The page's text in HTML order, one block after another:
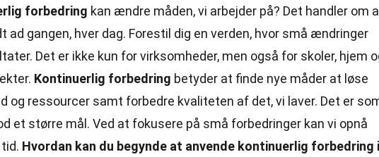
forbedring kan ændre måden, vi arbejder på? Det handler om
ad gangen, hver dag. Forestil dig en verden, hvor små ændringer
Det er ikke kun for virksomheder, men også for skoler, hjem
Kontinuerlig forbedring betyder at finde nye måder at løse
og ressourcer samt forbedre kvaliteten af det, vi laver. Det er
et større mål. Ved at fokusere på små forbedringer kan vi opnå
Hvordan kan du begynde at anvende kontinuerlig forbedring i